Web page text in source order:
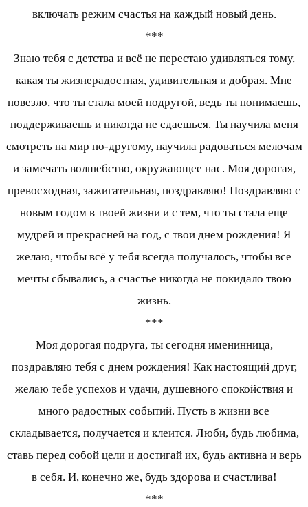
включать режим счастья на каждый новый день.
***
Знаю тебя с детства и всё не перестаю удивляться тому,
какая ты жизнерадостная, удивительная и добрая. Мне
повезло, что ты стала моей подругой, ведь ты понимаешь,
поддерживаешь и никогда не сдаешься. Ты научила меня
смотреть на мир по-другому, научила радоваться мелочам
и замечать волшебство, окружающее нас. Моя дорогая,
превосходная, зажигательная, поздравляю! Поздравляю с
новым годом в твоей жизни и с тем, что ты стала еще
мудрей и прекрасней на год, с твои днем рождения! Я
желаю, чтобы всё у тебя всегда получалось, чтобы все
мечты сбывались, а счастье никогда не покидало твою
жизнь.
***
Моя дорогая подруга, ты сегодня именинница,
поздравляю тебя с днем рождения! Как настоящий друг,
желаю тебе успехов и удачи, душевного спокойствия и
много радостных событий. Пусть в жизни все
складывается, получается и клеится. Люби, будь любима,
ставь перед собой цели и достигай их, будь активна и верь
в себя. И, конечно же, будь здорова и счастлива!
***